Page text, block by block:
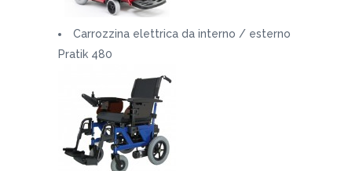
Carrozzina elettrica da interno / esterno
Pratik 480